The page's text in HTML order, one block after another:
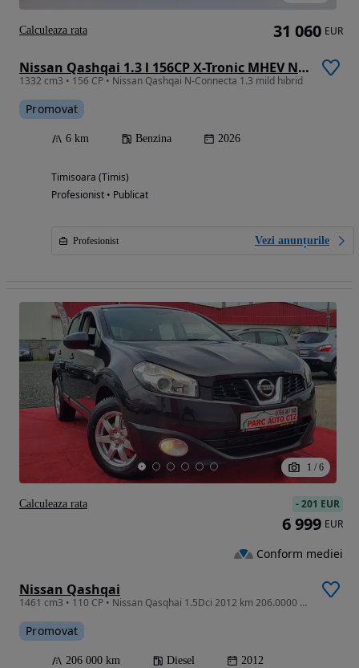
Nissan Qashqai 1.3 l 156CP X-Tronic MHEV N-Connecta
1332 cm3 • 156 CP • Nissan Qashqai N-Connecta 1.3 mild hibrid
Promovat
6 km Benzina 2026
Timisoara (Timis)
Profesionist • Publicat
Profesionist Vezi anunțurile
31 060 EUR
Calculeaza rata
1 / 6
Nissan Qashqai
1461 cm3 • 110 CP • Nissan Qasqhai 1.5Dci 2012 km 206.0000 IMPECABIL /Garanție/ Finanțare
Promovat
206 000 km Diesel 2012
-201 EUR
6 999 EUR
Conform mediei
Calculeaza rata